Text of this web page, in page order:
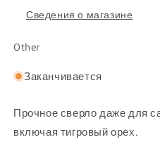
Сведения о магазине
Other
Заканчивается
Прочное сверло даже для
включая тигровый орех.